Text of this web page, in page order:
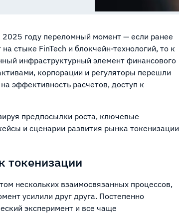
2025 году переломный момент — если ранее
стыке FinTech и блокчейн-технологий, то к
инфраструктурный элемент финансового
корпорации и регуляторы перешли
эффективность расчетов, доступ к
предпосылки роста, ключевые
и сценарии развития рынка токенизации
токенизации
нескольких взаимосвязанных процессов,
усилили друг друга. Постепенно
эксперимент и все чаще